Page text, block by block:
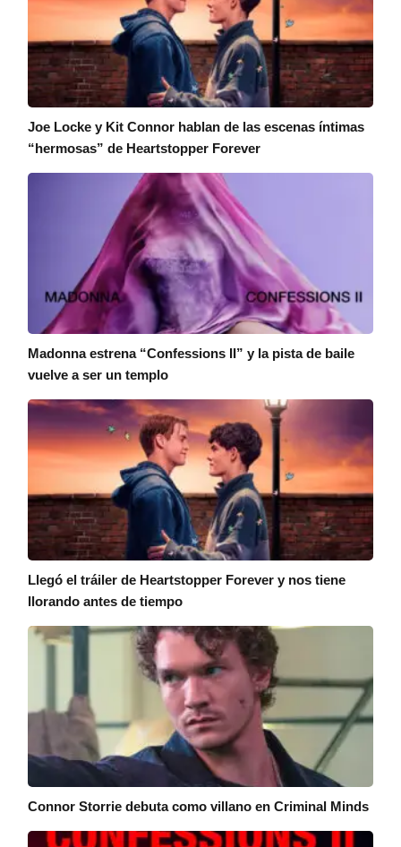
Joe Locke y Kit Connor hablan de las escenas íntimas
“hermosas” de Heartstopper Forever
Madonna estrena “Confessions II” y la pista de baile
vuelve a ser un templo
Llegó el tráiler de Heartstopper Forever y nos tiene
llorando antes de tiempo
Connor Storrie debuta como villano en Criminal Minds